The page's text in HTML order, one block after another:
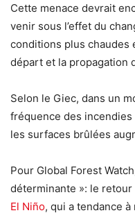
Cette menace devrait
venir sous l’effet du
conditions plus chaudes
départ et la propagation
Selon le Giec, dans un
fréquence des incendies
les surfaces brûlées
Pour Global Forest
déterminante »: le retour
El Niño, qui a tendance